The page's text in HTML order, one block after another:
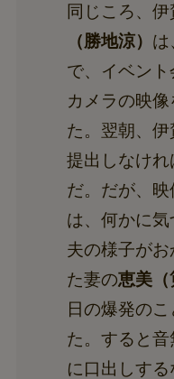
同じころ、
（勝地涼） は
で、イベン
カメラの映
た。翌朝、
提出しなけ
だ。だが、
は、何かに気
夫の様子が
た妻の恵美（
日の爆発の
た。すると音
に口出しす